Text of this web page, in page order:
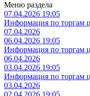
Меню раздела
07.04.2026 19:05
Информация по торгам
07.04.2026
06.04.2026 19:05
Информация по торгам
06.04.2026
03.04.2026 19:05
Информация по торгам
03.04.2026